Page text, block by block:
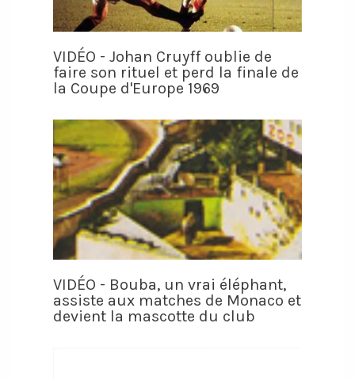
VIDÉO - Johan Cruyff oublie de
faire son rituel et perd la finale de
la Coupe d'Europe 1969
VIDÉO - Bouba, un vrai éléphant,
assiste aux matches de Monaco et
devient la mascotte du club